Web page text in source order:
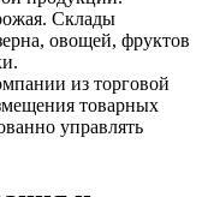
Склады
овощей, фруктов
из торговой
товарных
управлять